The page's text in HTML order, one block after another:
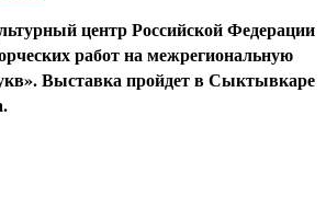
центр Российской Федерации
работ на межрегиональную
Выставка пройдет в Сыктывкаре